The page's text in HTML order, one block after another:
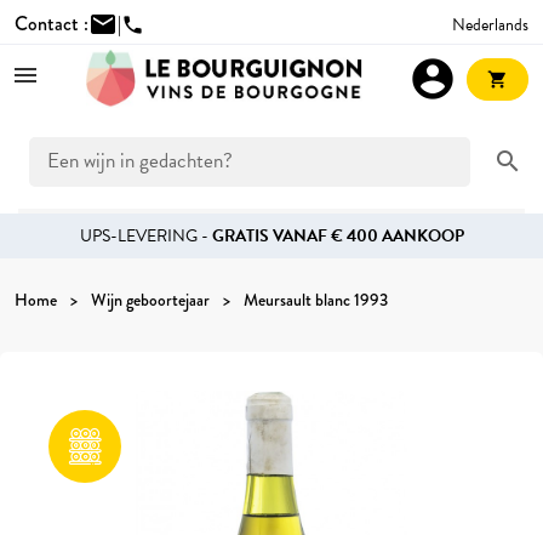
Contact :mail|phone Nederlands
search
account_circle shopping_cart
UPS-LEVERING -GRATIS VANAF € 400 AANKOOP
Home Wijn geboortejaar Meursault blanc 1993